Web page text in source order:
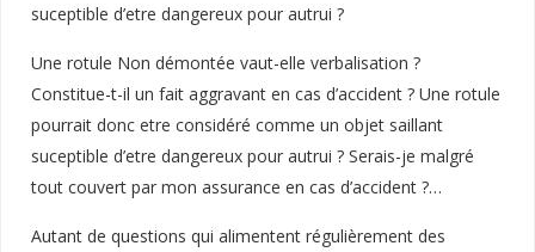
suceptible d’etre dangereux pour autrui ?
Une rotule Non démontée vaut-elle verbalisation ?
Constitue-t-il un fait aggravant en cas d’accident ? Une rotule
pourrait donc etre considéré comme un objet saillant
suceptible d’etre dangereux pour autrui ? Serais-je malgré
tout couvert par mon assurance en cas d’accident ?…
Autant de questions qui alimentent régulièrement des